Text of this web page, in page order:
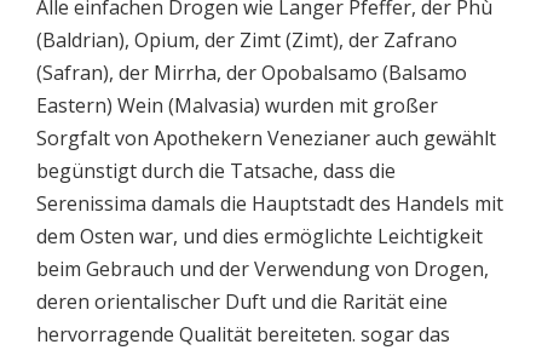
Alle einfachen Drogen wie Langer Pfeffer, der Phù
(Baldrian), Opium, der Zimt (Zimt), der Zafrano
(Safran), der Mirrha, der Opobalsamo (Balsamo
Eastern) Wein (Malvasia) wurden mit großer
Sorgfalt von Apothekern Venezianer auch gewählt
begünstigt durch die Tatsache, dass die
Serenissima damals die Hauptstadt des Handels mit
dem Osten war, und dies ermöglichte Leichtigkeit
beim Gebrauch und der Verwendung von Drogen,
deren orientalischer Duft und die Rarität eine
hervorragende Qualität bereiteten. sogar das